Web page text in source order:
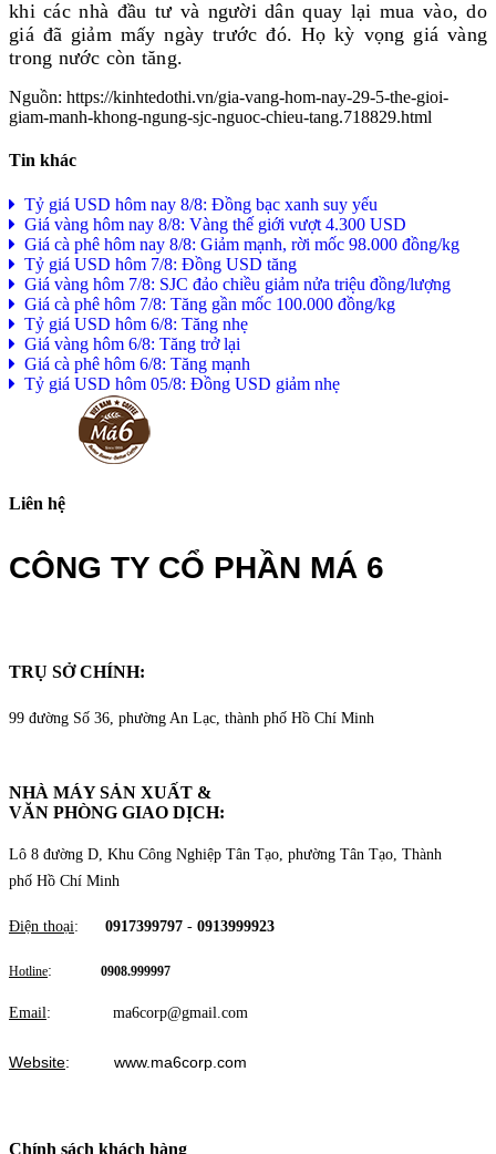
khi các nhà đầu tư và người dân quay lại mua vào, do
giá đã giảm mấy ngày trước đó. Họ kỳ vọng giá vàng
trong nước còn tăng.
Nguồn: https://kinhtedothi.vn/gia-vang-hom-nay-29-5-the-gioi-
giam-manh-khong-ngung-sjc-nguoc-chieu-tang.718829.html
Tin khác
Tỷ giá USD hôm nay 8/8: Đồng bạc xanh suy yếu
Giá vàng hôm nay 8/8: Vàng thế giới vượt 4.300 USD
Giá cà phê hôm nay 8/8: Giảm mạnh, rời mốc 98.000 đồng/kg
Tỷ giá USD hôm 7/8: Đồng USD tăng
Giá vàng hôm 7/8: SJC đảo chiều giảm nửa triệu đồng/lượng
Giá cà phê hôm 7/8: Tăng gần mốc 100.000 đồng/kg
Tỷ giá USD hôm 6/8: Tăng nhẹ
Giá vàng hôm 6/8: Tăng trở lại
Giá cà phê hôm 6/8: Tăng mạnh
Tỷ giá USD hôm 05/8: Đồng USD giảm nhẹ
Liên hệ
CÔNG TY CỔ PHẦN MÁ 6
TRỤ SỞ CHÍNH:
99 đường Số 36, phường An Lạc, thành phố Hồ Chí Minh
NHÀ MÁY SẢN XUẤT &
VĂN PHÒNG GIAO DỊCH:
Lô 8 đường D, Khu Công Nghiệp Tân Tạo, phường Tân Tạo, Thành
phố Hồ Chí Minh
Điện thoại: 0917399797 - 0913999923
Hotline: 0908.999997
Email: ma6corp@gmail.com
Website: www.ma6corp.com
Chính sách khách hàng